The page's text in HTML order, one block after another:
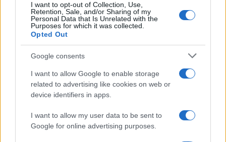
I want to opt-out of Collection, Use,
Retention, Sale, and/or Sharing of my
Personal Data that Is Unrelated with the
Purposes for which it was collected.
Opted Out
Google consents
I want to allow Google to enable storage
related to advertising like cookies on web or
device identifiers in apps.
I want to allow my user data to be sent to
Google for online advertising purposes.
AUTORE
Camilla Fiore
review dopo aver testato un siero durante la
linea editoriale dedicata alla prova prodotto.
Propone rubriche con taglio rigoroso e porta
in redazione la precisione di chi colleziona